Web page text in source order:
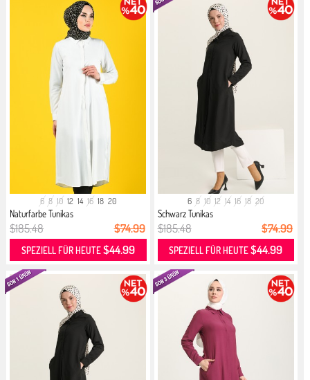
6 8 10 12 14 16 18 20
Naturfarbe Tunikas
$185.48 $74.99
SPEZIELL FÜR HEUTE$44.99
6 8 10 12 14 16 18 20
Schwarz Tunikas
$185.48 $74.99
SPEZIELL FÜR HEUTE$44.99